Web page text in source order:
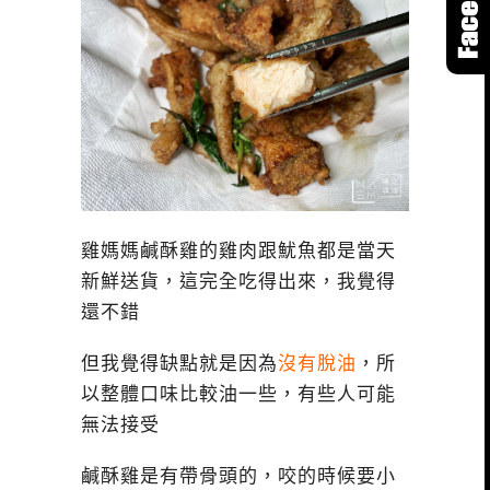
雞媽媽鹹酥雞的雞肉跟魷魚都是當天
新鮮送貨，這完全吃得出來，我覺得
還不錯
但我覺得缺點就是因為沒有脫油 ，所
以整體口味比較油一些，有些人可能
無法接受
鹹酥雞是有帶骨頭的，咬的時候要小